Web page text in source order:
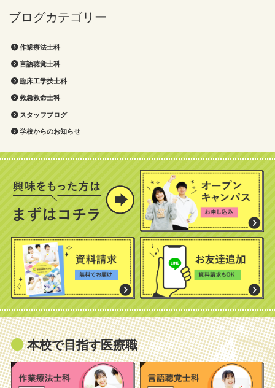
作業療法士科
言語聴覚士科
臨床工学技士科
救急救命士科
スタッフブログ
学校からのお知らせ
本校で目指す医療職